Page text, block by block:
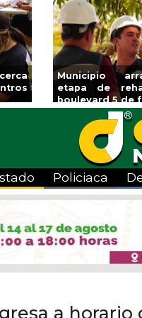
Invita Ayuntamiento de
a Temporada de Artes
Viva”
Policiaca
a horario